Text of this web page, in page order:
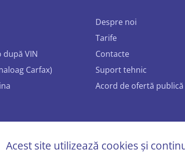
VIN
Carfax)
Despre noi
Tarife
Contacte
Suport tehnic
Acord de ofertă publică
© 2026 bidcar.eu
Toate drepturile
Acest site utilizează cookies și